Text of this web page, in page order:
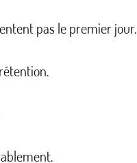
pas le premier jour.